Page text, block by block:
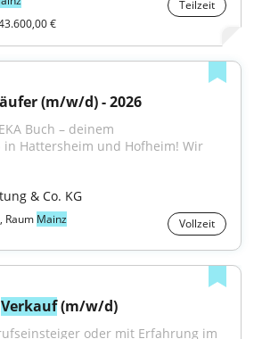
Teilzeit
€
(m/w/d) - 2026
Buch – deinem
Hattersheim und Hofheim! Wir
& Co. KG
Raum Mainz Vollzeit
Verkauf (m/w/d)